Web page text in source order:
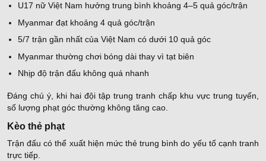
U17 nữ Việt Nam hưởng trung bình khoảng 4–5 quả góc/trận
Myanmar đạt khoảng 4 quả góc/trận
5/7 trận gần nhất của Việt Nam có dưới 10 quả góc
Myanmar thường chơi bóng dài thay vì tạt biên
Nhịp độ trận đấu không quá nhanh
Đáng chú ý, khi hai đội tập trung tranh chấp khu vực trung tuyến,
số lượng phạt góc thường không tăng cao.
Kèo thẻ phạt
Trận đấu có thể xuất hiện mức thẻ trung bình do yếu tố cạnh tranh
trực tiếp.